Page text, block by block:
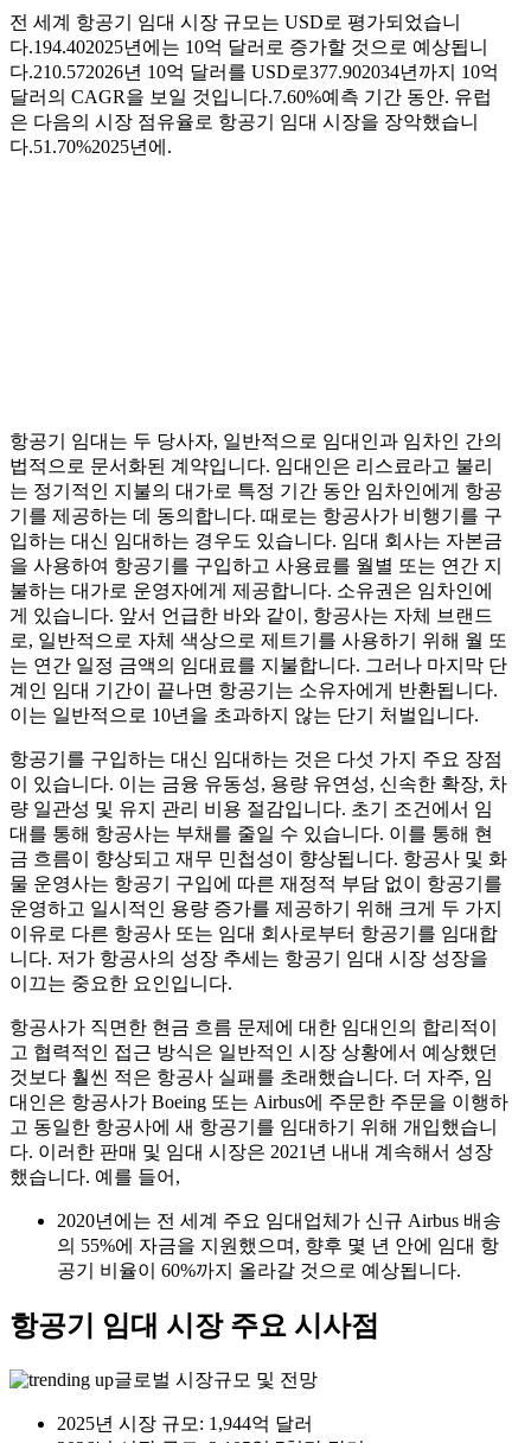
전 세계 항공기 임대 시장 규모는 USD로 평가되었습니
다.194.402025년에는 10억 달러로 증가할 것으로 예상됩니
다.210.572026년 10억 달러를 USD로377.902034년까지 10억
달러의 CAGR을 보일 것입니다.7.60%예측 기간 동안. 유럽
은 다음의 시장 점유율로 항공기 임대 시장을 장악했습니
다.51.70%2025년에.
항공기 임대는 두 당사자, 일반적으로 임대인과 임차인 간의
법적으로 문서화된 계약입니다. 임대인은 리스료라고 불리
는 정기적인 지불의 대가로 특정 기간 동안 임차인에게 항공
기를 제공하는 데 동의합니다. 때로는 항공사가 비행기를 구
입하는 대신 임대하는 경우도 있습니다. 임대 회사는 자본금
을 사용하여 항공기를 구입하고 사용료를 월별 또는 연간 지
불하는 대가로 운영자에게 제공합니다. 소유권은 임차인에
게 있습니다. 앞서 언급한 바와 같이, 항공사는 자체 브랜드
로, 일반적으로 자체 색상으로 제트기를 사용하기 위해 월 또
는 연간 일정 금액의 임대료를 지불합니다. 그러나 마지막 단
계인 임대 기간이 끝나면 항공기는 소유자에게 반환됩니다.
이는 일반적으로 10년을 초과하지 않는 단기 처벌입니다.
항공기를 구입하는 대신 임대하는 것은 다섯 가지 주요 장점
이 있습니다. 이는 금융 유동성, 용량 유연성, 신속한 확장, 차
량 일관성 및 유지 관리 비용 절감입니다. 초기 조건에서 임
대를 통해 항공사는 부채를 줄일 수 있습니다. 이를 통해 현
금 흐름이 향상되고 재무 민첩성이 향상됩니다. 항공사 및 화
물 운영사는 항공기 구입에 따른 재정적 부담 없이 항공기를
운영하고 일시적인 용량 증가를 제공하기 위해 크게 두 가지
이유로 다른 항공사 또는 임대 회사로부터 항공기를 임대합
니다. 저가 항공사의 성장 추세는 항공기 임대 시장 성장을
이끄는 중요한 요인입니다.
항공사가 직면한 현금 흐름 문제에 대한 임대인의 합리적이
고 협력적인 접근 방식은 일반적인 시장 상황에서 예상했던
것보다 훨씬 적은 항공사 실패를 초래했습니다. 더 자주, 임
대인은 항공사가 Boeing 또는 Airbus에 주문한 주문을 이행하
고 동일한 항공사에 새 항공기를 임대하기 위해 개입했습니
다. 이러한 판매 및 임대 시장은 2021년 내내 계속해서 성장
했습니다. 예를 들어,
2020년에는 전 세계 주요 임대업체가 신규 Airbus 배송
의 55%에 자금을 지원했으며, 향후 몇 년 안에 임대 항
공기 비율이 60%까지 올라갈 것으로 예상됩니다.
항공기 임대 시장 주요 시사점
글로벌 시장규모 및 전망
2025년 시장 규모: 1,944억 달러